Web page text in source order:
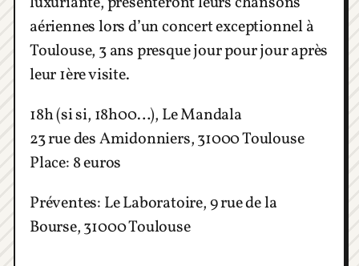
aériennes lors d’un concert exceptionnel à
Toulouse, 3 ans presque jour pour jour après
leur 1ère visite.
18h (si si, 18h00…), Le Mandala
23 rue des Amidonniers, 31000 Toulouse
Place: 8 euros
Préventes: Le Laboratoire, 9 rue de la
Bourse, 31000 Toulouse